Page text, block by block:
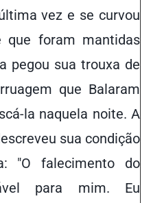
vez e se curvou
que foram mantidas
pegou sua trouxa de
que Balaram
la naquela noite. A
sua condição
"O falecimento do
para mim. Eu